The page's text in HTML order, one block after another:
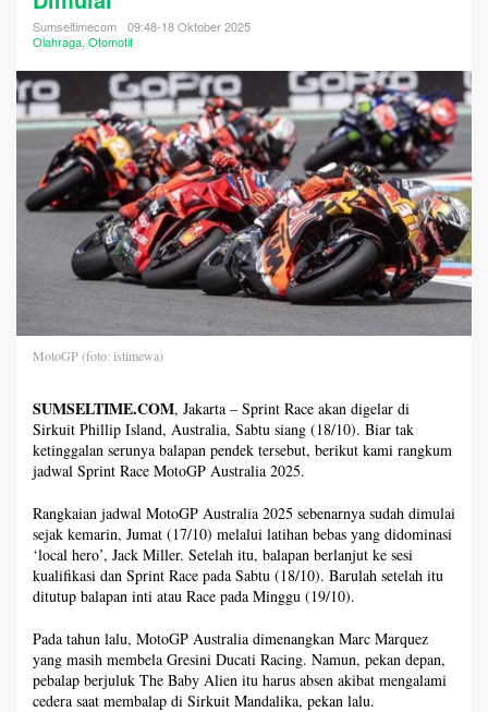
Sumseltimecom
09:48-18 Oktober 2025
Olahraga Otomotif
MotoGP (foto: istimewa)
SUMSELTIME.COM, Jakarta – Sprint Race akan digelar di
Sirkuit Phillip Island, Australia, Sabtu siang (18/10). Biar tak
ketinggalan serunya balapan pendek tersebut, berikut kami rangkum
jadwal Sprint Race MotoGP Australia 2025.
Rangkaian jadwal MotoGP Australia 2025 sebenarnya sudah dimulai
sejak kemarin, Jumat (17/10) melalui latihan bebas yang didominasi
‘local hero’, Jack Miller. Setelah itu, balapan berlanjut ke sesi
kualifikasi dan Sprint Race pada Sabtu (18/10). Barulah setelah itu
ditutup balapan inti atau Race pada Minggu (19/10).
Pada tahun lalu, MotoGP Australia dimenangkan Marc Marquez
yang masih membela Gresini Ducati Racing. Namun, pekan depan,
pebalap berjuluk The Baby Alien itu harus absen akibat mengalami
cedera saat membalap di Sirkuit Mandalika, pekan lalu.